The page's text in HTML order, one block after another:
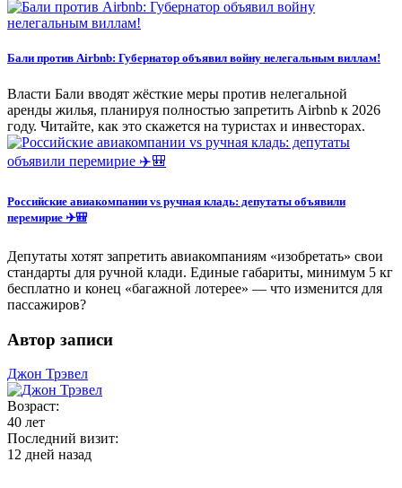
Бали против Airbnb: Губернатор объявил войну нелегальным виллам!
Власти Бали вводят жёсткие меры против нелегальной
аренды жилья, планируя полностью запретить Airbnb к 2026
году. Читайте, как это скажется на туристах и инвесторах.
Российские авиакомпании vs ручная кладь: депутаты объявили
перемирие ✈️🎒
Депутаты хотят запретить авиакомпаниям «изобретать» свои
стандарты для ручной клади. Единые габариты, минимум 5 кг
бесплатно и конец «багажной лотерее» — что изменится для
пассажиров?
Автор записи
Джон Трэвел
Возраст:
40 лет
Последний визит:
12 дней назад